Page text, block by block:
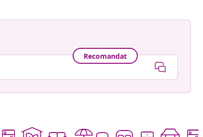
Recomandat